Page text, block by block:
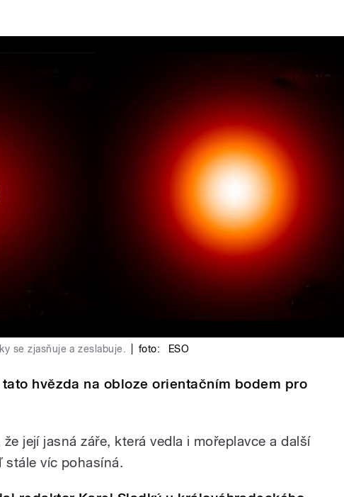
se zjasňuje a zeslabuje. foto: ESO
hvězda na obloze orientačním bodem pro
její jasná záře, která vedla i mořeplavce a další
stále víc pohasíná.